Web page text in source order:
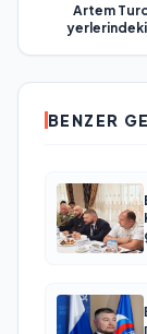
Artem
yerlerindeki
BENZER